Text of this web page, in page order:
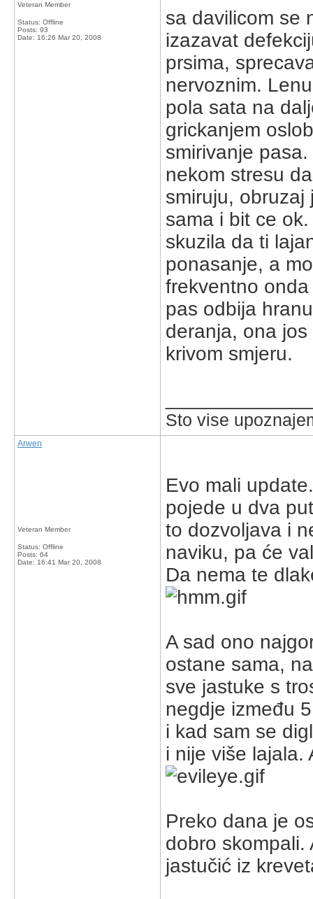
Veteran Member
Status: Offline
Posts: 93
Date: 16:26 Mar 20, 2008
sa davilicom se
izazavat
prsima,
nervoznim.
pola sata na
grickanjem
smirivanje
nekom stresu
smiruju, obruzaj
sama i bit ce
skuzila da ti
ponasanje, a
frekventno
pas odbija
deranja, ona
krivom smjeru.
Sto vise
Arwen
Veteran Member
Status: Offline
Posts: 64
Date: 16:41 Mar 20, 2008
Evo mali
pojede u dva
to dozvoljava i
naviku, pa će
Da nema te
A sad ono
ostane sama,
sve jastuke s
negdje između
i kad sam se
i nije više lajala.
Preko dana je
dobro skompali.
jastučić iz